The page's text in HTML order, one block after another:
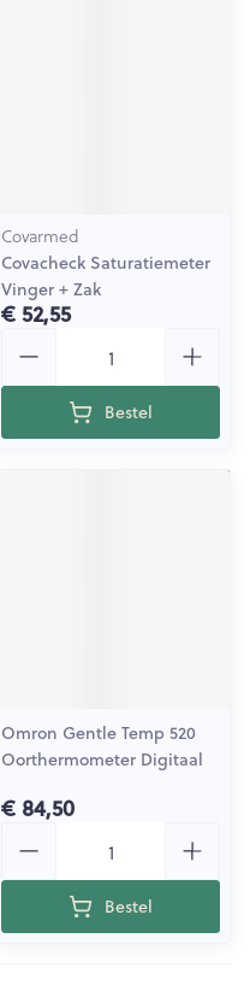
Covarmed
Covacheck Saturatiemeter
Vinger + Zak
€ 52,55
Bestel
Omron Gentle Temp 520
Oorthermometer Digitaal
€ 84,50
Bestel